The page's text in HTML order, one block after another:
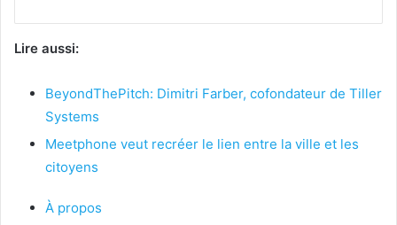
Lire aussi:
BeyondThePitch: Dimitri Farber, cofondateur de Tiller
Systems
Meetphone veut recréer le lien entre la ville et les
citoyens
À propos